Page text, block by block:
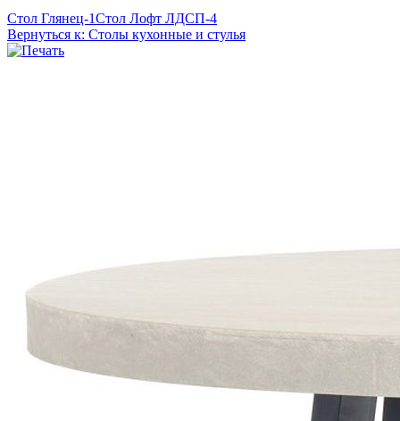
Стол Глянец-1Стол Лофт ЛДСП-4
Вернуться к: Столы кухонные и стулья